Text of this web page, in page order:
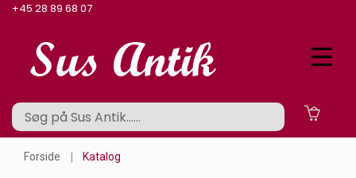
+45 28 89 68 07
Forside Katalog